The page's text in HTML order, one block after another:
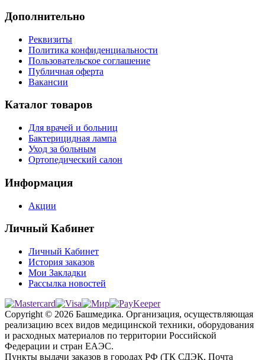
Дополнительно
Реквизиты
Политика конфиденциальности
Пользовательское соглашение
Публичная оферта
Вакансии
Каталог товаров
Для врачей и больниц
Бактерицидная лампа
Уход за больным
Ортопедический салон
Информация
Акции
Личный Кабинет
Личный Кабинет
История заказов
Мои Закладки
Рассылка новостей
Copyright © 2026 Башмедика. Организация, осуществляющая
реализацию всех видов медицинской техники, оборудования
и расходных материалов по территории Российской
Федерации и стран ЕАЭС.
Пункты выдачи заказов в городах РФ (ТК СДЭК, Почта